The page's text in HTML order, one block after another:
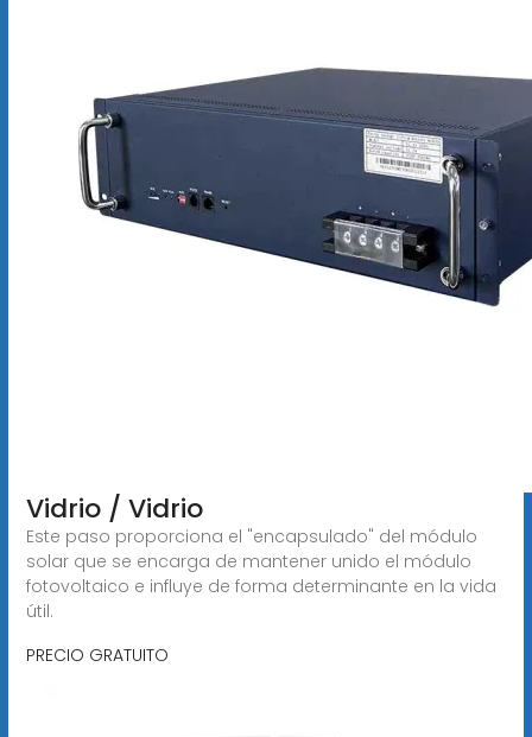
Vidrio / Vidrio
Este paso proporciona el "encapsulado" del módulo
solar que se encarga de mantener unido el módulo
fotovoltaico e influye de forma determinante en la vida
útil.
PRECIO GRATUITO